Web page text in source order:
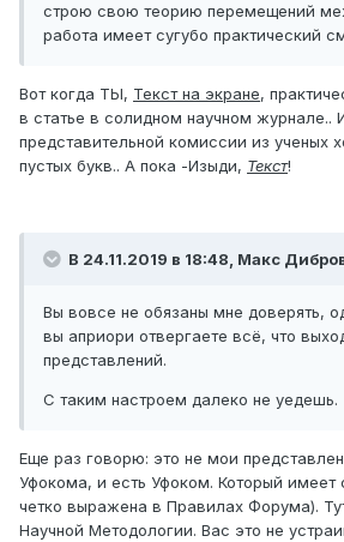
строю свою теорию перемещений
работа имеет сугубо практический
Вот когда ТЫ, Текст на экране,
в статье в солидном научном журнале..
представительной комиссии из ученых
пустых букв.. А пока -Изыди, Текст!
В 24.11.2019 в 18:48, Макс
Вы вовсе не обязаны мне доверять,
вы априори отвергаете всё, что
представлений.
С таким настроем далеко не уедешь.
Еще раз говорю: это не мои
Уфокома, и есть Уфоком. Который
четко выражена в Правилах Форума).
Научной Методологии. Вас это не